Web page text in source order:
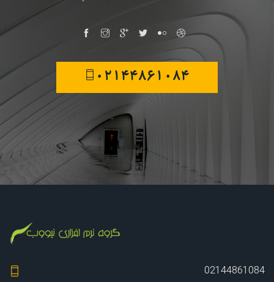
02144861084
02144861084